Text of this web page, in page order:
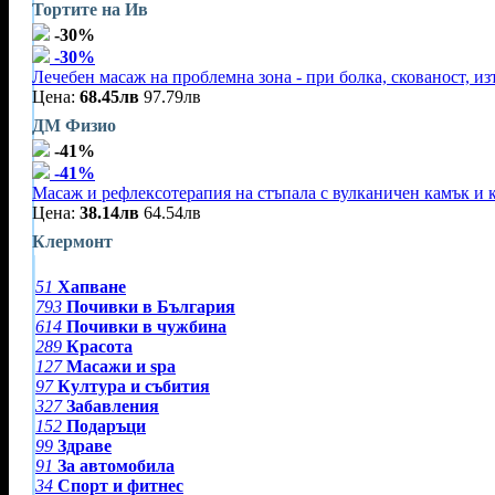
Тортите на Ив
-30%
-30%
Лечебен масаж на проблемна зона - при болка, скованост,
Цена: 68.45лв 97.79лв
ДМ Физио
-41%
-41%
Масаж и рефлексотерапия на стъпала с вулканичен камък и
Цена: 38.14лв 64.54лв
Клермонт
51 Хапване
793 Почивки в България
614 Почивки в чужбина
289 Красота
127 Масажи и spa
97 Култура и събития
327 Забавления
152 Подаръци
99 Здраве
91 За автомобила
34 Спорт и фитнес